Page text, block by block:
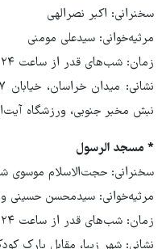
سخنرانی: اکبر نصرالهی
مرثیه‌خوانی: سیدعلی مومنی
زمان: شب‌های قدر از ساعت ۲۴
نبش مخبر جنوبی، ورزشگاه
* مسجد الرسول
سخنرانی: حجت‌الاسلام موسوی
مرثیه‌خوانی: سیدمحسن حسینی و
زمان: شب‌های قدر از ساعت ۲۴